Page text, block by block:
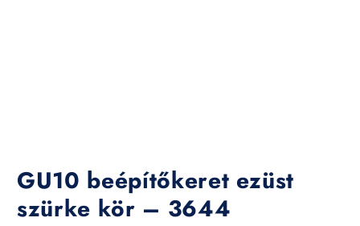
GU10 beépítőkeret ezüst
szürke kör – 3644